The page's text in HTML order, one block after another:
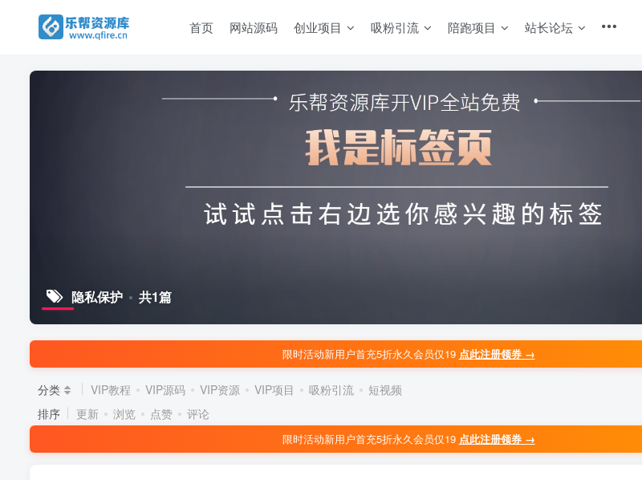
首页 网站源码 创业项目 吸粉引流 陪跑项目 站长论坛
隐私保护 共1篇
限时活动新用户首充5折永久会员仅19 点此注册领券 →
分类 VIP教程 VIP源码 VIP资源 VIP项目 吸粉引流
短视频
排序
更新 浏览 点赞 评论
限时活动新用户首充5折永久会员仅19 点此注册领券 →